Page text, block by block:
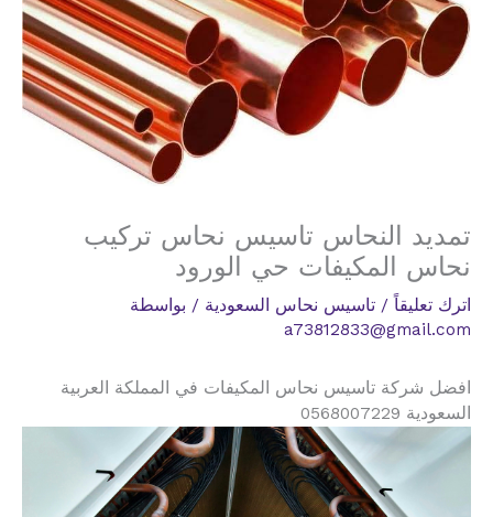
تمديد النحاس تاسيس نحاس تركيب
نحاس المكيفات حي الورود
اترك تعليقاً / تاسيس نحاس السعودية / بواسطة
a73812833@gmail.com
افضل شركة تاسيس نحاس المكيفات في المملكة العربية
السعودية 0568007229